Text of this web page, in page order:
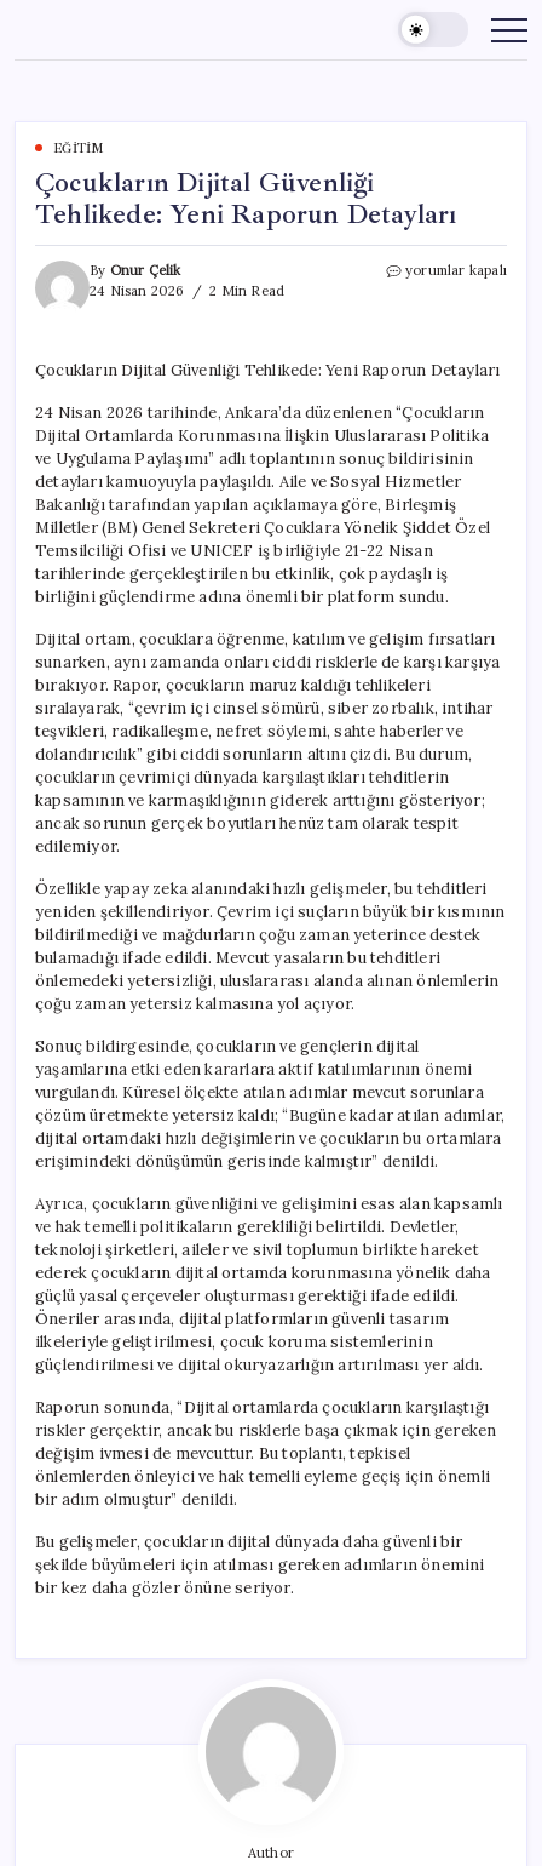
content
EĞITIM
Çocukların Dijital Güvenliği
Tehlikede: Yeni Raporun Detayları
By Onur Çelik
24 Nisan 2026
2 Min Read
Çocukların
Raporun
için
yorumlar kapalı
Çocukların Dijital Güvenliği Tehlikede: Yeni Raporun Detayları
24 Nisan 2026 tarihinde, Ankara’da düzenlenen “Çocukların
Dijital Ortamlarda Korunmasına İlişkin Uluslararası Politika
ve Uygulama Paylaşımı” adlı toplantının sonuç bildirisinin
detayları kamuoyuyla paylaşıldı. Aile ve Sosyal Hizmetler
Bakanlığı tarafından yapılan açıklamaya göre, Birleşmiş
Milletler (BM) Genel Sekreteri Çocuklara Yönelik Şiddet Özel
Temsilciliği Ofisi ve UNICEF iş birliğiyle 21-22 Nisan
tarihlerinde gerçekleştirilen bu etkinlik, çok paydaşlı iş
birliğini güçlendirme adına önemli bir platform sundu.
Dijital ortam, çocuklara öğrenme, katılım ve gelişim fırsatları
sunarken, aynı zamanda onları ciddi risklerle de karşı karşıya
bırakıyor. Rapor, çocukların maruz kaldığı tehlikeleri
sıralayarak, “çevrim içi cinsel sömürü, siber zorbalık, intihar
teşvikleri, radikalleşme, nefret söylemi, sahte haberler ve
dolandırıcılık” gibi ciddi sorunların altını çizdi. Bu durum,
çocukların çevrimiçi dünyada karşılaştıkları tehditlerin
kapsamının ve karmaşıklığının giderek arttığını gösteriyor;
ancak sorunun gerçek boyutları henüz tam olarak tespit
edilemiyor.
Özellikle yapay zeka alanındaki hızlı gelişmeler, bu tehditleri
yeniden şekillendiriyor. Çevrim içi suçların büyük bir kısmının
bildirilmediği ve mağdurların çoğu zaman yeterince destek
bulamadığı ifade edildi. Mevcut yasaların bu tehditleri
önlemedeki yetersizliği, uluslararası alanda alınan önlemlerin
çoğu zaman yetersiz kalmasına yol açıyor.
Sonuç bildirgesinde, çocukların ve gençlerin dijital
yaşamlarına etki eden kararlara aktif katılımlarının önemi
vurgulandı. Küresel ölçekte atılan adımlar mevcut sorunlara
çözüm üretmekte yetersiz kaldı; “Bugüne kadar atılan adımlar,
dijital ortamdaki hızlı değişimlerin ve çocukların bu ortamlara
erişimindeki dönüşümün gerisinde kalmıştır” denildi.
Ayrıca, çocukların güvenliğini ve gelişimini esas alan kapsamlı
ve hak temelli politikaların gerekliliği belirtildi. Devletler,
teknoloji şirketleri, aileler ve sivil toplumun birlikte hareket
ederek çocukların dijital ortamda korunmasına yönelik daha
güçlü yasal çerçeveler oluşturması gerektiği ifade edildi.
Öneriler arasında, dijital platformların güvenli tasarım
ilkeleriyle geliştirilmesi, çocuk koruma sistemlerinin
güçlendirilmesi ve dijital okuryazarlığın artırılması yer aldı.
Raporun sonunda, “Dijital ortamlarda çocukların karşılaştığı
riskler gerçektir, ancak bu risklerle başa çıkmak için gereken
değişim ivmesi de mevcuttur. Bu toplantı, tepkisel
önlemlerden önleyici ve hak temelli eyleme geçiş için önemli
bir adım olmuştur” denildi.
Bu gelişmeler, çocukların dijital dünyada daha güvenli bir
şekilde büyümeleri için atılması gereken adımların önemini
bir kez daha gözler önüne seriyor.
Author